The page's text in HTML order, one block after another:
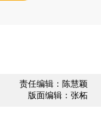
责任编辑：陈慧颖
版面编辑：张柘